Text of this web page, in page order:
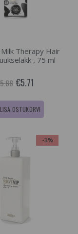
Therapy Hair
, 75 ml
€5.71
LISA OSTUKORVI
-3%